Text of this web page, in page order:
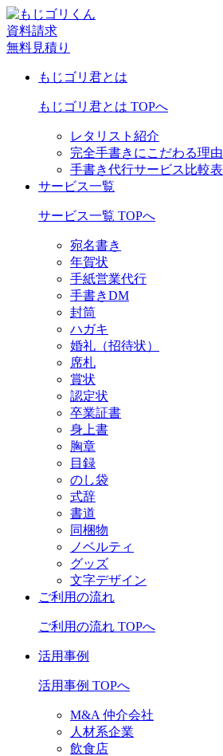
資料請求
無料見積り
もじゴリ君とは
もじゴリ君とは TOPへ
レタリスト紹介
完全手書きにこだわる理由
手書き代行サービス比較表
サービス一覧
サービス一覧 TOPへ
宛名書き
年賀状
手紙営業代行
手書きDM
封筒
ハガキ
婚礼（招待状）
席札
賞状
認定状
卒業証書
身上書
胸章
目録
のし袋
式辞
書道
同梱物
ノベルティ
グッズ
文字デザイン
ご利用の流れ
ご利用の流れ TOPへ
活用事例
活用事例 TOPへ
M&A 仲介会社
人材系企業
飲食店